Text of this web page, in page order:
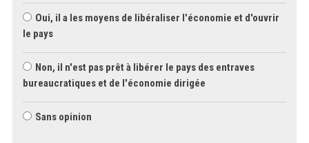
Oui, il a les moyens de libéraliser l'économie et d'ouvrir
le pays
Non, il n'est pas prêt à libérer le pays des entraves
bureaucratiques et de l'économie dirigée
Sans opinion